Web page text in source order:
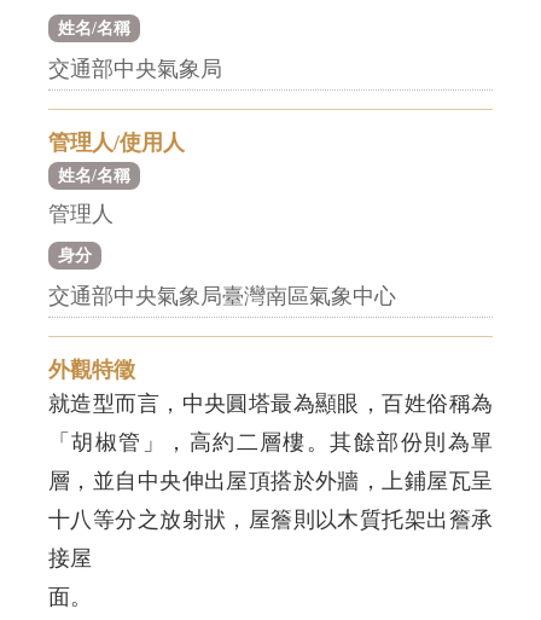
姓名/名稱
交通部中央氣象局
管理人/使用人
姓名/名稱
管理人
身分
交通部中央氣象局臺灣南區氣象中心
外觀特徵
就造型而言，中央圓塔最為顯眼，百姓俗稱為
「胡椒管」，高約二層樓。其餘部份則為單
層，並自中央伸出屋頂搭於外牆，上鋪屋瓦呈
十八等分之放射狀，屋簷則以木質托架出簷承
接屋
面。